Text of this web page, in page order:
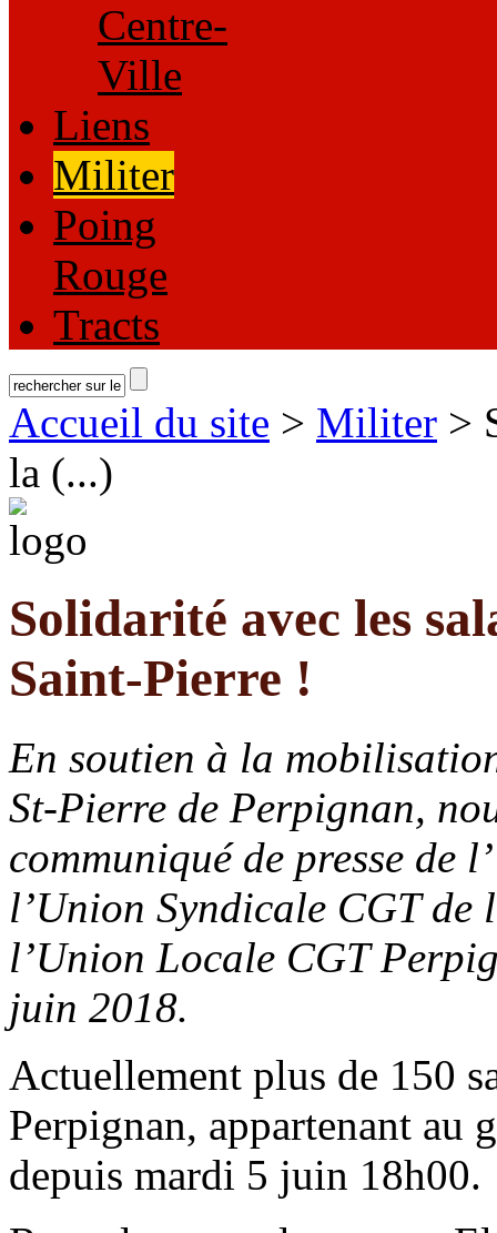
Centre-
Ville
Liens
Militer
Poing
Rouge
Tracts
Accueil du site > Militer >
la (...)
Solidarité avec les
Saint-Pierre !
En soutien à la
St-Pierre de Perpignan,
communiqué de presse de
l’Union Syndicale CGT de
l’Union Locale CGT
juin 2018.
Actuellement plus de 150
Perpignan, appartenant au
depuis mardi 5 juin 18h00.